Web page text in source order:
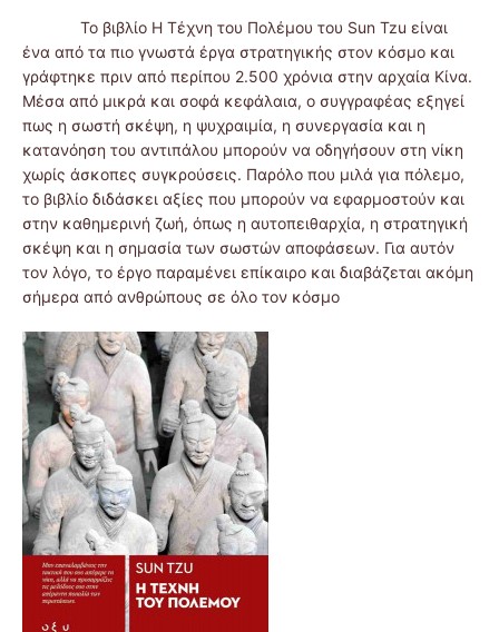
Το βιβλίο Η Τέχνη του Πολέμου του Sun Tzu είναι
ένα από τα πιο γνωστά έργα στρατηγικής στον κόσμο και
γράφτηκε πριν από περίπου 2.500 χρόνια στην αρχαία Κίνα.
Μέσα από μικρά και σοφά κεφάλαια, ο συγγραφέας εξηγεί
πως η σωστή σκέψη, η ψυχραιμία, η συνεργασία και η
κατανόηση του αντιπάλου μπορούν να οδηγήσουν στη νίκη
χωρίς άσκοπες συγκρούσεις. Παρόλο που μιλά για πόλεμο,
το βιβλίο διδάσκει αξίες που μπορούν να εφαρμοστούν και
στην καθημερινή ζωή, όπως η αυτοπειθαρχία, η στρατηγική
σκέψη και η σημασία των σωστών αποφάσεων. Για αυτόν
τον λόγο, το έργο παραμένει επίκαιρο και διαβάζεται ακόμη
σήμερα από ανθρώπους σε όλο τον κόσμο